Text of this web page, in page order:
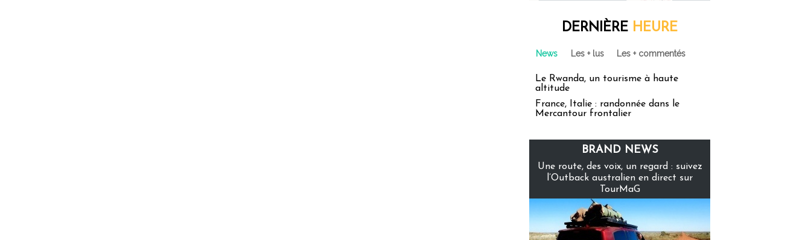
DERNIÈRE HEURE
News Les + lus Les + commentés
Le Rwanda, un tourisme à haute
altitude
France, Italie : randonnée dans le
Mercantour frontalier
BRAND NEWS
Une route, des voix, un regard : suivez
l’Outback australien en direct sur
TourMaG